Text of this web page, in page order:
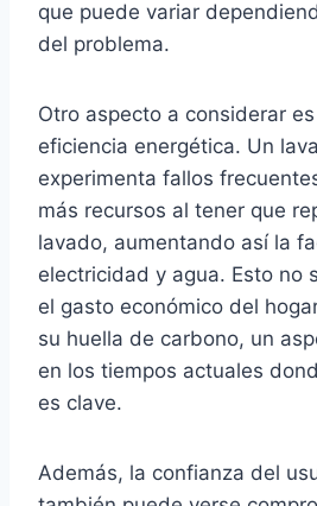
que puede variar
del problema.
Otro aspecto a considerar
eficiencia energética. Un
experimenta fallos
más recursos al tener que
lavado, aumentando así la
electricidad y agua. Esto no
el gasto económico del
su huella de carbono, un
en los tiempos actuales
es clave.
Además, la confianza del